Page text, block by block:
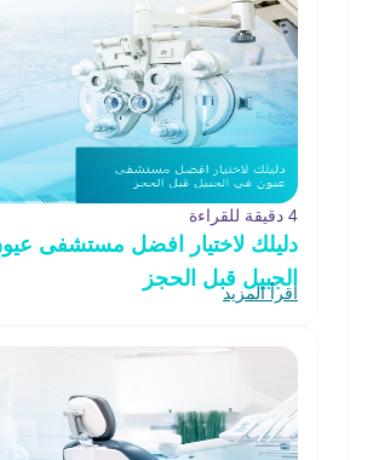
4 دقيقة للقراءة
دليلك لاختيار افضل مستشفى
الجبيل قبل الحجز
اقرأ المزيد